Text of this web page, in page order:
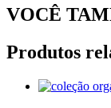
VOCÊ
Produtos